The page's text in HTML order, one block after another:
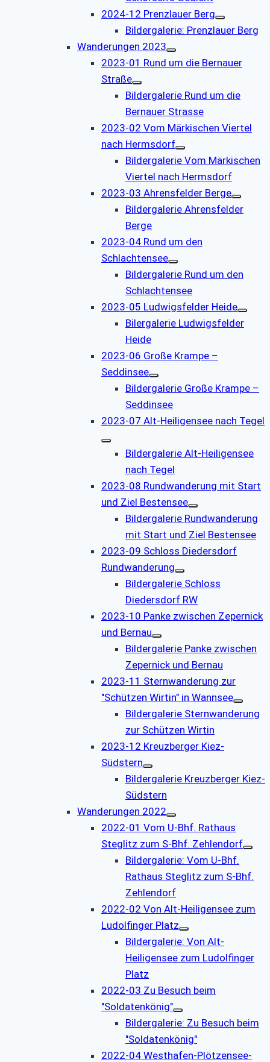
2024-12 Prenzlauer Berg
Bildergalerie: Prenzlauer Berg
Wanderungen 2023
2023-01 Rund um die Bernauer
Straße
Bildergalerie Rund um die
Bernauer Strasse
2023-02 Vom Märkischen Viertel
nach Hermsdorf
Bildergalerie Vom Märkischen
Viertel nach Hermsdorf
2023-03 Ahrensfelder Berge
Bildergalerie Ahrensfelder
Berge
2023-04 Rund um den
Schlachtensee
Bildergalerie Rund um den
Schlachtensee
2023-05 Ludwigsfelder Heide
Bilergalerie Ludwigsfelder
Heide
2023-06 Große Krampe –
Seddinsee
Bildergalerie Große Krampe –
Seddinsee
2023-07 Alt-Heiligensee nach Tegel
Bildergalerie Alt-Heiligensee
nach Tegel
2023-08 Rundwanderung mit Start
und Ziel Bestensee
Bildergalerie Rundwanderung
mit Start und Ziel Bestensee
2023-09 Schloss Diedersdorf
Rundwanderung
Bildergalerie Schloss
Diedersdorf RW
2023-10 Panke zwischen Zepernick
und Bernau
Bildergalerie Panke zwischen
Zepernick und Bernau
2023-11 Sternwanderung zur
"Schützen Wirtin" in Wannsee
Bildergalerie Sternwanderung
zur Schützen Wirtin
2023-12 Kreuzberger Kiez-
Südstern
Bildergalerie Kreuzberger Kiez-
Südstern
Wanderungen 2022
2022-01 Vom U-Bhf. Rathaus
Steglitz zum S-Bhf. Zehlendorf
Bildergalerie: Vom U-Bhf.
Rathaus Steglitz zum S-Bhf.
Zehlendorf
2022-02 Von Alt-Heiligensee zum
Ludolfinger Platz
Bildergalerie: Von Alt-
Heiligensee zum Ludolfinger
Platz
2022-03 Zu Besuch beim
"Soldatenkönig"
Bildergalerie: Zu Besuch beim
"Soldatenkönig"
2022-04 Westhafen-Plötzensee-